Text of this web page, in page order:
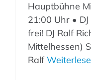
Hauptbühne
21:00 Uhr •
frei! DJ Ralf
Mittelhessen)
Ralf